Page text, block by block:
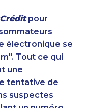
722-5417
687-6164
328-6609
239-7116
401-7194
482-1318
pour
électronique se
Tout ce qui
une
tentative de
suspectes